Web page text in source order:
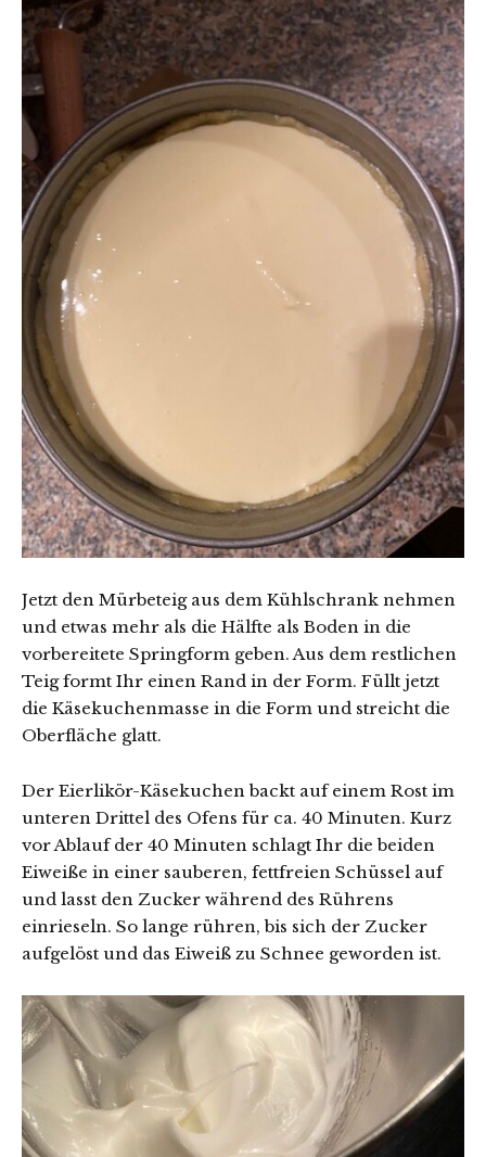
Jetzt den Mürbeteig aus dem Kühlschrank nehmen
und etwas mehr als die Hälfte als Boden in die
vorbereitete Springform geben. Aus dem restlichen
Teig formt Ihr einen Rand in der Form. Füllt jetzt
die Käsekuchenmasse in die Form und streicht die
Oberfläche glatt.
Der Eierlikör-Käsekuchen backt auf einem Rost im
unteren Drittel des Ofens für ca. 40 Minuten. Kurz
vor Ablauf der 40 Minuten schlagt Ihr die beiden
Eiweiße in einer sauberen, fettfreien Schüssel auf
und lasst den Zucker während des Rührens
einrieseln. So lange rühren, bis sich der Zucker
aufgelöst und das Eiweiß zu Schnee geworden ist.